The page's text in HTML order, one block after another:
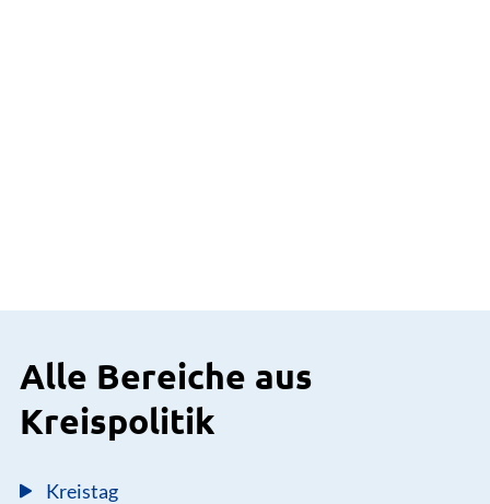
Alle Bereiche aus
Kreispolitik
Kreistag